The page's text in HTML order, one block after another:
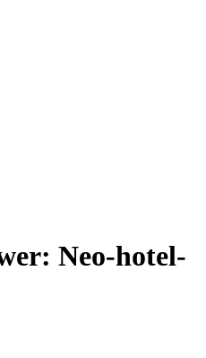
Neo-hotel-